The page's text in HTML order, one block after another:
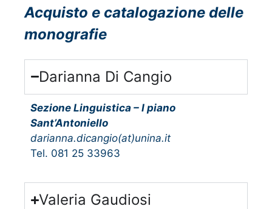
Acquisto e catalogazione delle
monografie
Darianna Di Cangio
Sezione Linguistica – I piano
Sant’Antoniello
darianna.dicangio(at)unina.it
Tel. 081 25 33963
Valeria Gaudiosi